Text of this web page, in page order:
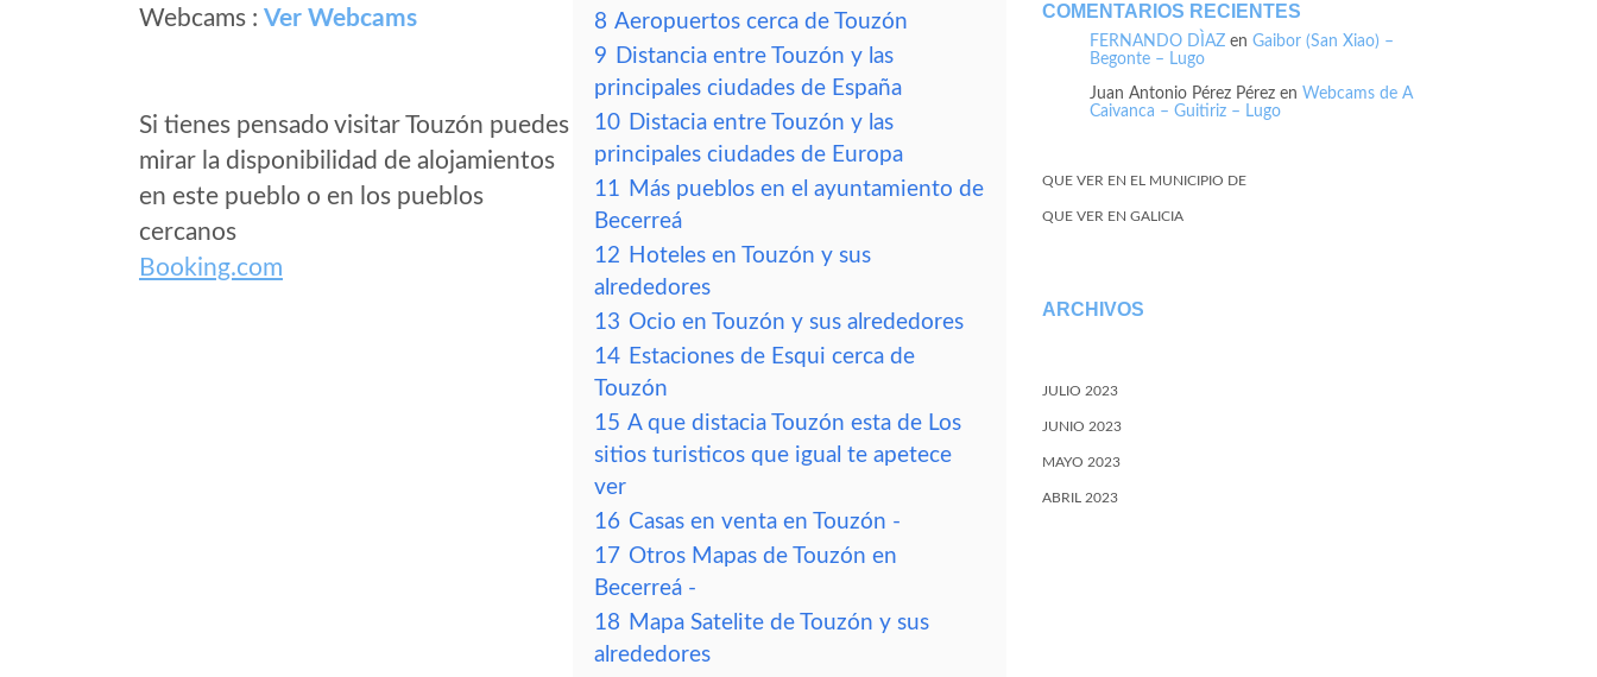
Webcams : Ver Webcams
Si tienes pensado visitar Touzón puedes
mirar la disponibilidad de alojamientos
en este pueblo o en los pueblos
cercanos
Booking.com
8 Aeropuertos cerca de Touzón
9 Distancia entre Touzón y las
principales ciudades de España
10 Distacia entre Touzón y las
principales ciudades de Europa
11 Más pueblos en el ayuntamiento de
Becerreá
12 Hoteles en Touzón y sus
alrededores
13 Ocio en Touzón y sus alrededores
14 Estaciones de Esqui cerca de
Touzón
15 A que distacia Touzón esta de Los
sitios turisticos que igual te apetece
ver
16 Casas en venta en Touzón -
17 Otros Mapas de Touzón en
Becerreá -
18 Mapa Satelite de Touzón y sus
alrededores
COMENTARIOS RECIENTES
FERNANDO DÌAZ en Gaibor (San Xiao) –
Begonte – Lugo
Juan Antonio Pérez Pérez en Webcams de A
Caivanca – Guitiriz – Lugo
QUE VER EN EL MUNICIPIO DE
QUE VER EN GALICIA
ARCHIVOS
JULIO 2023
JUNIO 2023
MAYO 2023
ABRIL 2023